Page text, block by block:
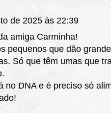
de 2025 às 22:39
amiga Carminha!
pequenos que dão
Só que têm umas que
no DNA e é preciso só